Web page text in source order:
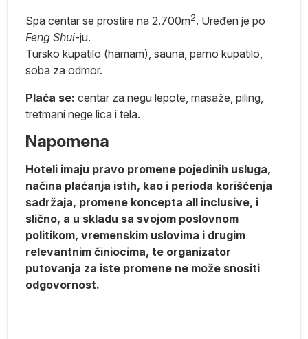
Spa centar se prostire na 2.700m2. Uređen je po
Feng Shui-ju.
Tursko kupatilo (hamam), sauna, parno kupatilo,
soba za odmor.
Plaća se: centar za negu lepote, masaže, piling,
tretmani nege lica i tela.
Napomena
Hoteli imaju pravo promene pojedinih usluga,
načina plaćanja istih, kao i perioda korišćenja
sadržaja, promene koncepta all inclusive, i
slično, a u skladu sa svojom poslovnom
politikom, vremenskim uslovima i drugim
relevantnim činiocima, te organizator
putovanja za iste promene ne može snositi
odgovornost.